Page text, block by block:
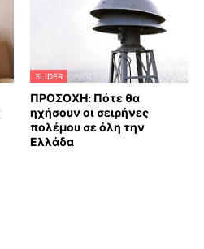
SLIDER
ΠΡΟΣΟΧΗ: Πότε θα
ηχήσουν οι σειρήνες
πολέμου σε όλη την
Ελλάδα